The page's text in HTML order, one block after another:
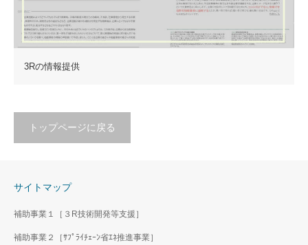
3Rの情報提供
トップページに戻る
サイトマップ
補助事業１［３R技術開発等支援］
補助事業２［ｻﾌﾟﾗｲﾁｪｰﾝ省ｴﾈ推進事業］